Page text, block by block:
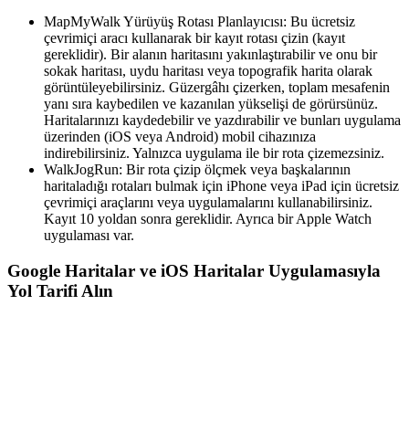
MapMyWalk Yürüyüş Rotası Planlayıcısı: Bu ücretsiz
çevrimiçi aracı kullanarak bir kayıt rotası çizin (kayıt
gereklidir). Bir alanın haritasını yakınlaştırabilir ve onu bir
sokak haritası, uydu haritası veya topografik harita olarak
görüntüleyebilirsiniz. Güzergâhı çizerken, toplam mesafenin
yanı sıra kaybedilen ve kazanılan yükselişi de görürsünüz.
Haritalarınızı kaydedebilir ve yazdırabilir ve bunları uygulama
üzerinden (iOS veya Android) mobil cihazınıza
indirebilirsiniz. Yalnızca uygulama ile bir rota çizemezsiniz.
WalkJogRun: Bir rota çizip ölçmek veya başkalarının
haritaladığı rotaları bulmak için iPhone veya iPad için ücretsiz
çevrimiçi araçlarını veya uygulamalarını kullanabilirsiniz.
Kayıt 10 yoldan sonra gereklidir. Ayrıca bir Apple Watch
uygulaması var.
Google Haritalar ve iOS Haritalar Uygulamasıyla
Yol Tarifi Alın